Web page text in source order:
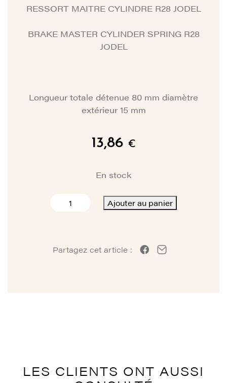
RESSORT MAITRE CYLINDRE R28 JODEL
BRAKE MASTER CYLINDER SPRING R28
JODEL
Longueur totale détenue 80 mm diamètre
extérieur 15 mm
13,86 €
En stock
quantité
R28
Ajouter au panier
Partagez cet article :
LES CLIENTS ONT AUSSI